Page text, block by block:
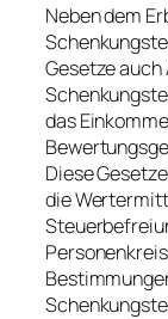
Neben dem
Gesetze
das
Diese
die